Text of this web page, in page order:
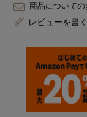
商品について
レビューを書く